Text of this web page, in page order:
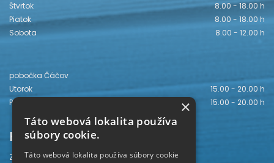
Štvrtok
8.00 - 18.00 h
Piatok
8.00 - 18.00 h
Sobota
8.00 - 12.00 h
pobočka Čáčov
Utorok
15.00 - 20.00 h
Piatok
15.00 - 20.00 h
Kontakt
Záhorská knižnica
×
Táto webová lokalita používa
súbory cookie.
Táto webová lokalita používa súbory cookie